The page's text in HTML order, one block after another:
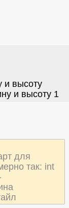
и высоту
и высоту 1
для
так: int